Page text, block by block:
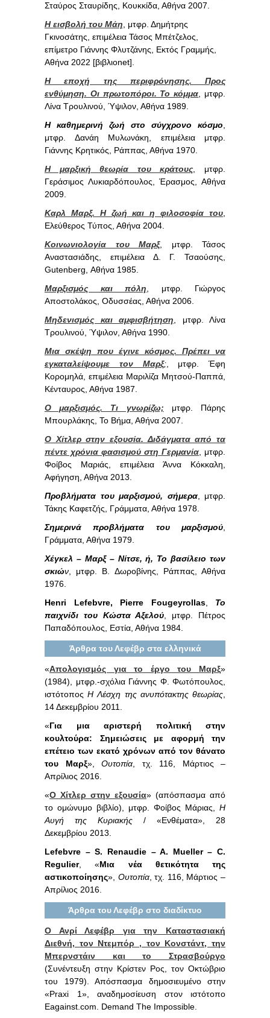
Σταύρος Σταυρίδης, Κουκκίδα, Αθήνα 2007.
Η εισβολή του Μάη , μτφρ. Δημήτρης
Γκινοσάτης, επιμέλεια Τάσος Μπέτζελος,
επίμετρο Γιάννης Φλυτζάνης, Εκτός Γραμμής,
Αθήνα 2022 [βιβλιοnet].
Η εποχή της περιφρόνησης. Προς
ενθύμηση. Οι πρωτοπόροι. Το κόμμα , μτφρ.
Λίνα Τρουλινού, Ύψιλον, Αθήνα 1989.
Η καθημερινή ζωή στο σύγχρονο κόσμο
μτφρ. Δανάη Μυλωνάκη, επιμέλεια μτφρ.
Γιάννης Κρητικός, Ράππας, Αθήνα 1970.
Η μαρξική θεωρία του κράτους , μτφρ.
Γεράσιμος Λυκιαρδόπουλος, Έρασμος, Αθήνα
2009.
Καρλ Μαρξ. Η ζωή και η φιλοσοφία του
Ελεύθερος Τύπος, Αθήνα 2004.
Κοινωνιολογία του Μαρξ, μτφρ. Τάσος
Αναστασιάδης, επιμέλεια Δ. Γ. Τσαούσης,
Gutenberg, Αθήνα 1985.
Μαρξισμός και πόλη , μτφρ. Γιώργος
Αποστολάκος, Οδυσσέας, Αθήνα 2006.
Μηδενισμός και αμφισβήτηση , μτφρ. Λίνα
Τρουλινού, Ύψιλον, Αθήνα 1990.
Μια σκέψη που έγινε κόσμος. Πρέπει να
εγκαταλείψουμε τον Μαρξ;, μτφρ. Έφη
Κορομηλά, επιμέλεια Μαριλίζα Μητσού-Παππά,
Κένταυρος, Αθήνα 1987.
Ο μαρξισμός. Τι γνωρίζω; μτφρ. Πάρης
Μπουρλάκης, Το Βήμα, Αθήνα 2007.
Ο Χίτλερ στην εξουσία. Διδάγματα από τα
πέντε χρόνια φασισμού στη Γερμανία , μτφρ.
Φοίβος Μαριάς, επιμέλεια Άννα Κόκκαλη,
Αφήγηση, Αθήνα 2013.
Προβλήματα του μαρξισμού, σήμερα, μτφρ.
Τάκης Καφετζής, Γράμματα, Αθήνα 1978.
Σημερινά προβλήματα του μαρξισμού
Γράμματα, Αθήνα 1979.
Χέγκελ – Μαρξ – Νίτσε, ή, Το βασίλειο των
σκιών , μτφρ. Β. Δωροβίνης, Ράππας, Αθήνα
1976.
Henri Lefebvre, Pierre Fougeyrollas, Το
παιχνίδι του Κώστα Αξελού , μτφρ. Πέτρος
Παπαδόπουλος, Εστία, Αθήνα 1984.
Άρθρα του Λεφέβρ στα ελληνικά
«Απολογισμός για το έργο του Μαρξ»
(1984), μτφρ.-σχόλια Γιάννης Φ. Φωτόπουλος,
ιστότοποςΗ Λέσχη της ανυπότακτης θεωρίας
14 Δεκεμβρίου 2011.
«Για μια αριστερή πολιτική στην
κουλτούρα: Σημειώσεις με αφορμή την
επέτειο των εκατό χρόνων από τον θάνατο
του Μαρξ», Ουτοπία , τχ. 116, Μάρτιος –
Απρίλιος 2016.
«Ο Χίτλερ στην εξουσία» (απόσπασμα από
το ομώνυμο βιβλίο), μτφρ. Φοίβος Μάριας, Η
Αυγή της Κυριακής / «Ενθέματα», 28
Δεκεμβρίου 2013.
Lefebvre – S. Renaudie – A. Mueller – C.
Regulier, «Μια νέα θετικότητα της
αστικοποίησης», Ουτοπία, τχ. 116, Μάρτιος –
Απρίλιος 2016.
Άρθρα του Λεφέβρ στο διαδίκτυο
Ο Ανρί Λεφέβρ για την Καταστασιακή
Διεθνή, τον Ντεμπόρ , τον Κονστάντ, την
Μπερνστάιν και το Στρασβούργο
(Συνέντευξη στην Κρίστεν Ρος, τον Οκτώβριο
του 1979). Απόσπασμα δημοσιευμένο στην
«Praxi 1», αναδημοσίευση στον ιστότοπο
Eagainst.com. Demand The Impossible.